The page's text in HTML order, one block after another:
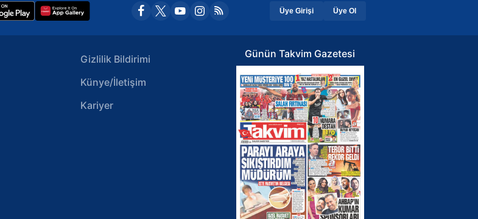
Üye Girişi Üye Ol
Gizlilik Bildirimi
Künye/İletişim
Kariyer
Günün Takvim Gazetesi